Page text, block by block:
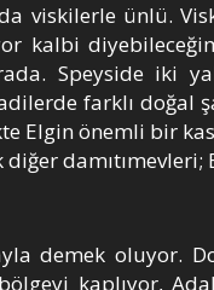
viskilerle ünlü.
kalbi
Speyside iki
farklı doğal
Elgin önemli bir
demek oluyor.
kaplıyor,